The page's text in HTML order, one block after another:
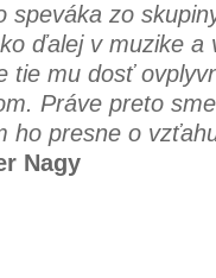
speváka zo
ďalej v muzike a
tie mu dosť
Práve preto
ho presne o
Nagy